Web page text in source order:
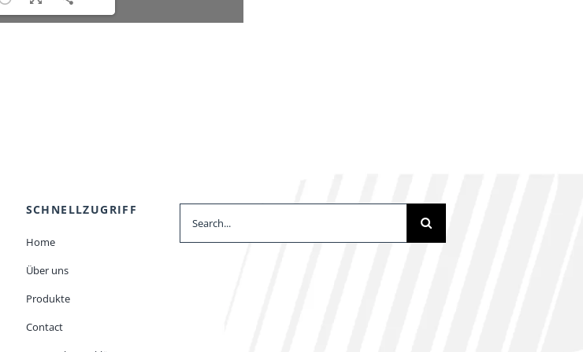
SCHNELLZUGRIFF
Home
Über uns
Produkte
Contact